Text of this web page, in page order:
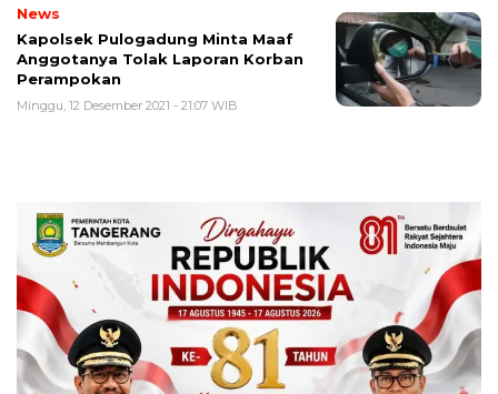
News
Kapolsek Pulogadung Minta Maaf
Anggotanya Tolak Laporan Korban
Perampokan
Minggu, 12 Desember 2021 - 21:07 WIB